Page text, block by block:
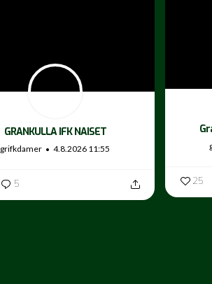
GRANKULLA IFK NAISET
grifkdamer 4.8.2026 11:55
5 25